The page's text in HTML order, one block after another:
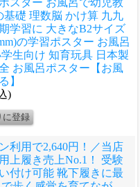
スター お風呂で幼児教
基礎 理数脳 かけ算 九九
学習に 大きなB2サイズ
の学習ポスター お風呂
生向け 知育玩具 日本製
お風呂ポスター【お風
】
)
利用で2,640円！／当店
上履き売上No.1！ 受験
付け可能 靴下履きに最